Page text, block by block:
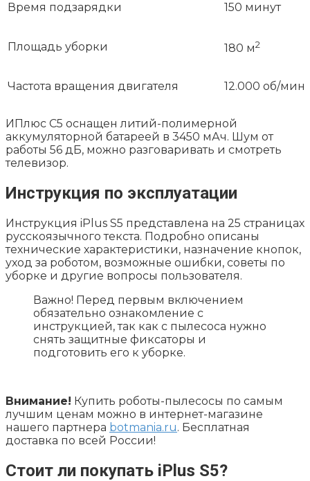
Время подзарядки 150 минут
Площадь уборки 180 м2
Частота вращения двигателя 12.000 об/мин
ИПлюс С5 оснащен литий-полимерной
аккумуляторной батареей в 3450 мАч. Шум от
работы 56 дБ, можно разговаривать и смотреть
телевизор.
Инструкция по эксплуатации
Инструкция iPlus S5 представлена на 25 страницах
русскоязычного текста. Подробно описаны
технические характеристики, назначение кнопок,
уход за роботом, возможные ошибки, советы по
уборке и другие вопросы пользователя.
Важно! Перед первым включением
обязательно ознакомление с
инструкцией, так как с пылесоса нужно
снять защитные фиксаторы и
подготовить его к уборке.
Внимание! Купить роботы-пылесосы по самым
лучшим ценам можно в интернет-магазине
нашего партнера botmania.ru. Бесплатная
доставка по всей России!
Стоит ли покупать iPlus S5?